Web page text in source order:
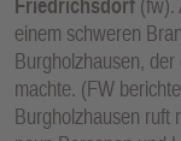
Friedrichsdorf (fw).
einem schweren
Burgholzhausen,
machte. (FW
Burgholzhausen ruft